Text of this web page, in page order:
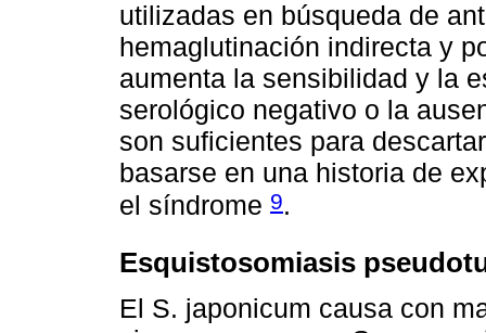
utilizadas en búsqueda de
hemaglutinación indirecta y
aumenta la sensibilidad y la
serológico negativo o la
son suficientes para
basarse en una historia de
el síndrome 9.
Esquistosomiasis
El S. japonicum causa con